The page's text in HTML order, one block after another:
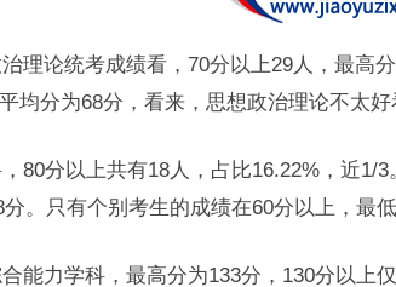
理论统考成绩看，70分以上29人，最高
均分为68分，看来，思想政治理论不太好
80分以上共有18人，占比16.22%，近1/
。只有个别考生的成绩在60分以上，最低
能力学科，最高分为133分，130分以上